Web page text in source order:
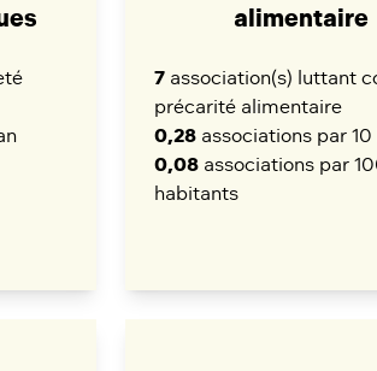
alimentaire
7 association(s) luttant
précarité alimentaire
0,28 associations par 10
0,08 associations par
habitants